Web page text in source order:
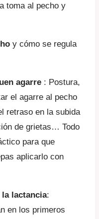
toma al pecho y
y cómo se regula
agarre : Postura,
el agarre al pecho
retraso en la subida
de grietas… Todo
para que
aplicarlo con
lactancia:
en los primeros